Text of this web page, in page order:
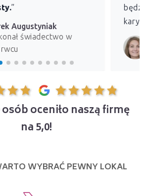
”
Augustyniak
świadectwo w
kary
osób oceniło naszą firmę
na 5,0!
WYBRAĆ PEWNY LOKAL